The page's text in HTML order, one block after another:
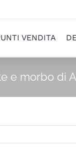
VENDITA
e morbo di